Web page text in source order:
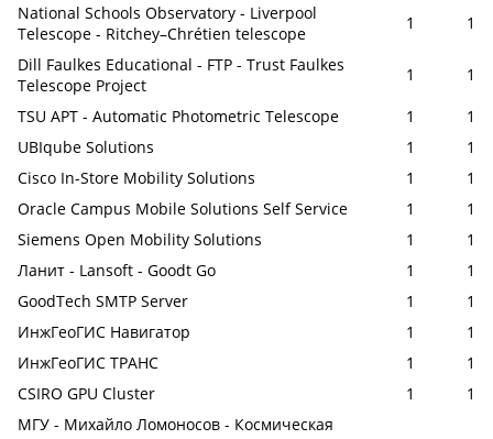
National Schools Observatory - Liverpool
Telescope - Ritchey–Chrétien telescope
1
1
Dill Faulkes Educational - FTP - Trust Faulkes
Telescope Project
1
1
TSU APT - Automatic Photometric Telescope
1
1
UBIqube Solutions
1
1
Cisco In-Store Mobility Solutions
1
1
Oracle Campus Mobile Solutions Self Service
1
1
Siemens Open Mobility Solutions
1
1
Ланит - Lansoft - Goodt Go
1
1
GoodTech SMTP Server
1
1
ИнжГеоГИС Навигатор
1
1
ИнжГеоГИС ТРАНС
1
1
CSIRO GPU Cluster
1
1
МГУ - Михайло Ломоносов - Космическая